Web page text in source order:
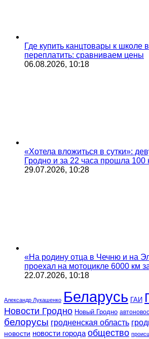
Где купить канцтовары к школе
переплатить: сравниваем цены
06.08.2026, 10:18
«Хотела вложиться в сутки»:
Гродно и за 22 часа прошла 100
29.07.2026, 10:28
«На родину отца в Чечню и на
проехал на мотоцикле 6000 км
22.07.2026, 10:18
Александр Лукашенко Беларусь ГАИ
Новости Гродно Новый Гродно
белорусы гродненская область
новости новости города общество